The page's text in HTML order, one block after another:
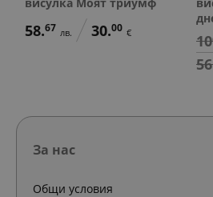
58.67 лв. 30.00 €
За нас
Общи условия